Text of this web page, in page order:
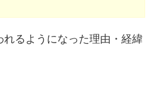
るようになった理由・経緯